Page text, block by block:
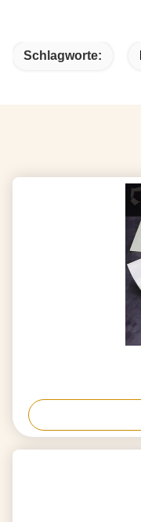
Schlagworte: